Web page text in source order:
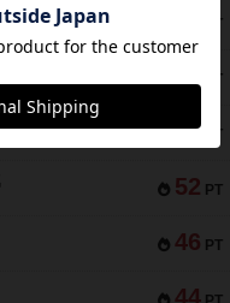
PT
PT
58 PT
52 PT
46 PT
44